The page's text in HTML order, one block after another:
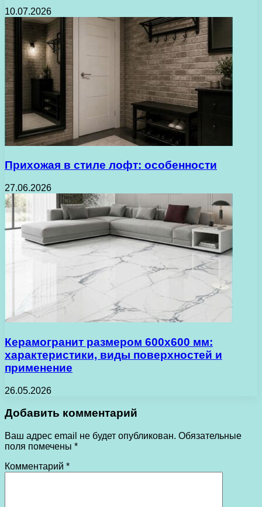
10.07.2026
Прихожая в стиле лофт: особенности
27.06.2026
Керамогранит размером 600х600 мм:
характеристики, виды поверхностей и
применение
26.05.2026
Добавить комментарий
Ваш адрес email не будет опубликован. Обязательные
поля помечены *
Комментарий *